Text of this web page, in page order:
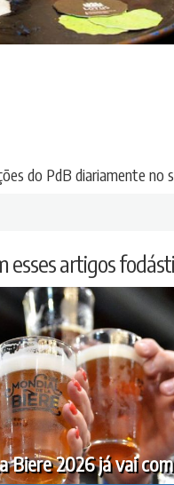
do PdB diariamente no
esses artigos
Biere 2026 já vai